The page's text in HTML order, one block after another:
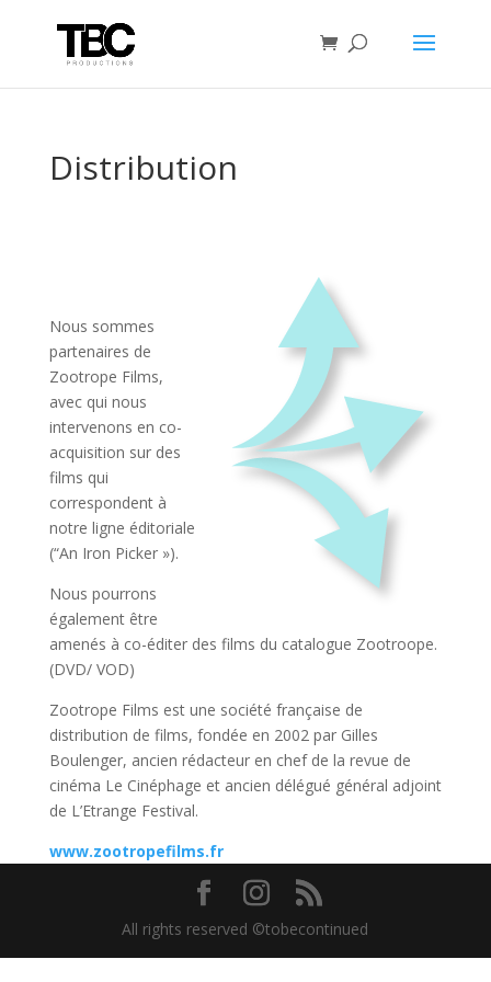
Distribution
Nous sommes
partenaires de
Zootrope Films,
avec qui nous
intervenons en co-
acquisition sur des
films qui
correspondent à
notre ligne éditoriale
(“An Iron Picker »).
Nous pourrons
également être
amenés à co-éditer des films du catalogue Zootroope.
(DVD/ VOD)
Zootrope Films est une société française de
distribution de films, fondée en 2002 par Gilles
Boulenger, ancien rédacteur en chef de la revue de
cinéma Le Cinéphage et ancien délégué général adjoint
de L’Etrange Festival.
www.zootropefilms.fr
All rights reserved ©tobecontinued